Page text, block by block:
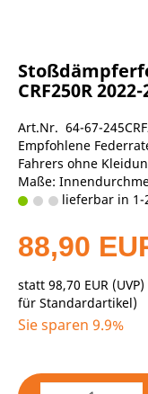
CRF250R
Art.Nr. 64-67-
Empfohlene
Fahrers ohne
Maße:
lieferbar in 1-
88,90
statt 98,70 EUR (UVP)
für Standardartikel)
Sie sparen 9.9%